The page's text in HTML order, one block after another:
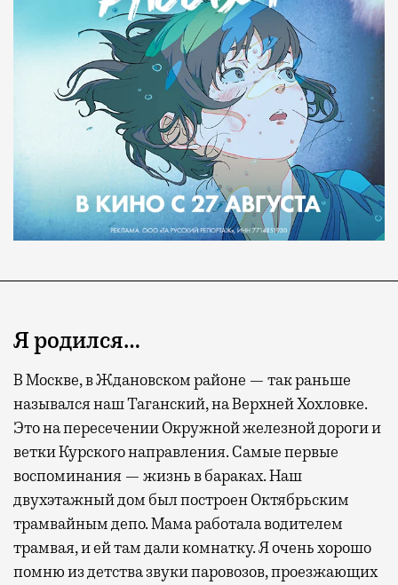
Я родился…
В Москве, в Ждановском районе — так раньше
назывался наш Таганский, на Верхней Хохловке.
Это на пересечении Окружной железной дороги и
ветки Курского направления. Самые первые
воспоминания — жизнь в бараках. Наш
двухэтажный дом был построен Октябрьским
трамвайным депо. Мама работала водителем
трамвая, и ей там дали комнатку. Я очень хорошо
помню из детства звуки паровозов, проезжающих